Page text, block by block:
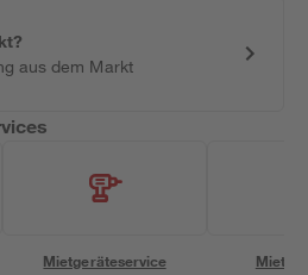
aus dem Markt
Mietgeräteservice